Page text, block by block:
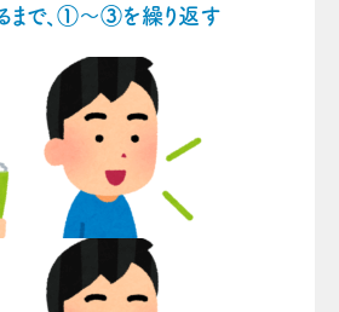
で、①～③を繰り返す